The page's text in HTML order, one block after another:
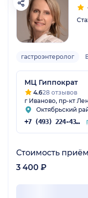
гастроэнтеролог
МЦ Гиппократ
4.628 отзывов
г Иваново, пр-кт
Октябрьский
+7 (493) 224-43-15
Стоимость
3 400 ₽